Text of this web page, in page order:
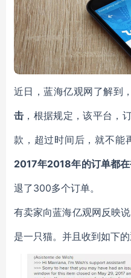
近日，蓝海亿观网了解到
击 ，根据规定，该平台，
款，超过时间后，就不能
2017年2018年的订单都
退了300多个订单。
有卖家向蓝海亿观网反映
是一只猫。并且收到如下的